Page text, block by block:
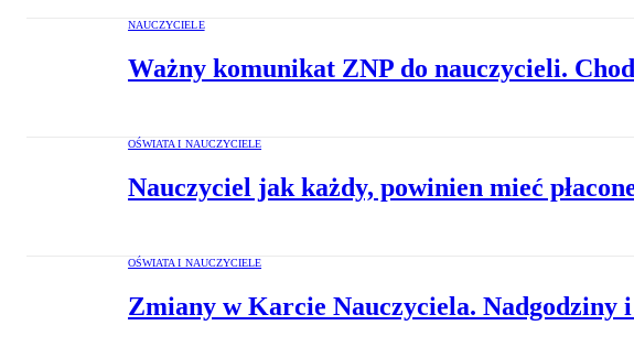
NAUCZYCIELE
Ważny komunikat ZNP do nauczycieli.
OŚWIATA I NAUCZYCIELE
Nauczyciel jak każdy, powinien mieć
OŚWIATA I NAUCZYCIELE
Zmiany w Karcie Nauczyciela. Nadgodziny